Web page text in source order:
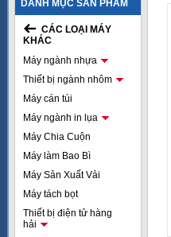
DANH MỤC SẢN PHẨM
CÁC LOẠI MÁY
KHÁC
Máy ngành nhựa
Thiết bị ngành nhôm
Máy cán túi
Máy ngành in lụa
Máy Chia Cuộn
Máy làm Bao Bì
Máy Sản Xuất Vải
Máy tách bọt
Thiết bị điện tử hàng
hải